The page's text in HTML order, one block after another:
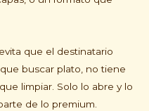
que el destinatario
buscar plato, no tiene
limpiar. Solo lo abre y lo
de lo premium.